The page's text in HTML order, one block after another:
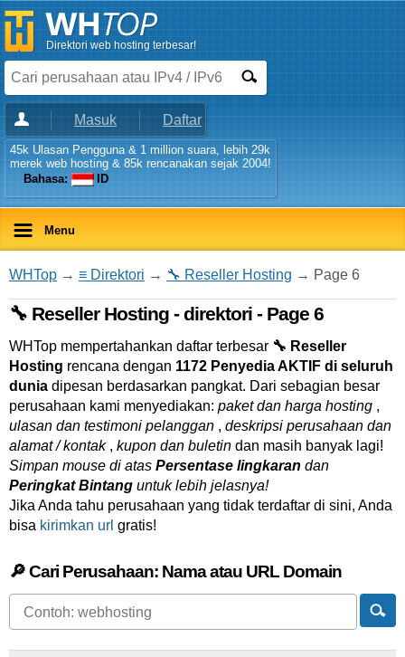
Direktori web hosting terbesar!
Masuk Daftar
45k Ulasan Pengguna & 1 million suara, lebih 29k
merek web hosting & 85k rencanakan sejak 2004!
Bahasa:
ID
Menu
WHTop → ≡ Direktori → 🔧 Reseller Hosting → Page 6
🔧 Reseller Hosting - direktori - Page 6
WHTop mempertahankan daftar terbesar 🔧 Reseller
Hosting rencana dengan 1172 Penyedia AKTIF di seluruh
dunia dipesan berdasarkan pangkat. Dari sebagian besar
perusahaan kami menyediakan: paket dan harga hosting ,
ulasan dan testimoni pelanggan , deskripsi perusahaan dan
alamat / kontak, kupon dan buletin dan masih banyak lagi!
Simpan mouse di atas Persentase lingkaran dan
Peringkat Bintang untuk lebih jelasnya!
Jika Anda tahu perusahaan yang tidak terdaftar di sini, Anda
bisa kirimkan url gratis!
🔎 Cari Perusahaan: Nama atau URL Domain